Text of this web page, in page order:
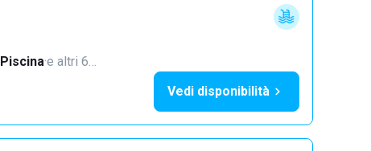
Piscina·e altri 6…
Vedi disponibilità